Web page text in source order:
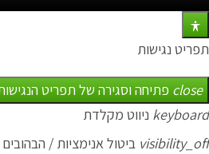
תפריט נגישות
close פתיחה וסגירה של תפריט
keyboard ניווט מקלדת
visibility_off ביטול אנימציות / הבהובים